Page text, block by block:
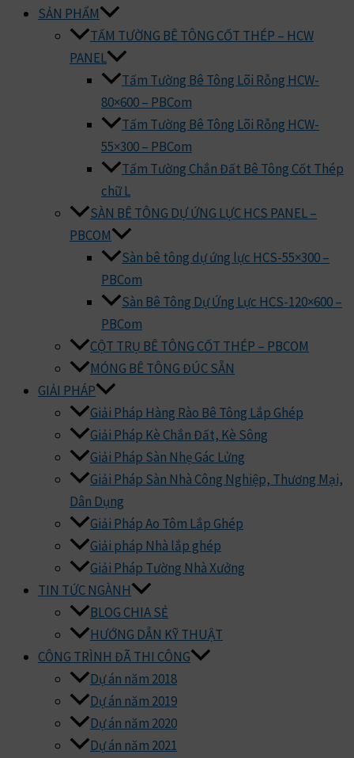
SẢN PHẨM
TẤM TƯỜNG BÊ TÔNG CỐT THÉP – HCW
PANEL
Tấm Tường Bê Tông Lõi Rỗng HCW-
80×600 – PBCom
Tấm Tường Bê Tông Lõi Rỗng HCW-
55×300 – PBCom
Tấm Tường Chắn Đất Bê Tông Cốt Thép
chữ L
SÀN BÊ TÔNG DỰ ỨNG LỰC HCS PANEL –
PBCOM
Sàn bê tông dự ứng lực HCS-55×300 –
PBCom
Sàn Bê Tông Dự Ứng Lực HCS-120×600 –
PBCom
CỘT TRỤ BÊ TÔNG CỐT THÉP – PBCOM
MÓNG BÊ TÔNG ĐÚC SẴN
GIẢI PHÁP
Giải Pháp Hàng Rào Bê Tông Lắp Ghép
Giải Pháp Kè Chắn Đất, Kè Sông
Giải Pháp Sàn Nhẹ Gác Lửng
Giải Pháp Sàn Nhà Công Nghiệp, Thương Mại,
Dân Dụng
Giải Pháp Ao Tôm Lắp Ghép
Giải pháp Nhà lắp ghép
Giải Pháp Tường Nhà Xưởng
TIN TỨC NGÀNH
BLOG CHIA SẺ
HƯỚNG DẪN KỸ THUẬT
CÔNG TRÌNH ĐÃ THI CÔNG
Dự án năm 2018
Dự án năm 2019
Dự án năm 2020
Dự án năm 2021